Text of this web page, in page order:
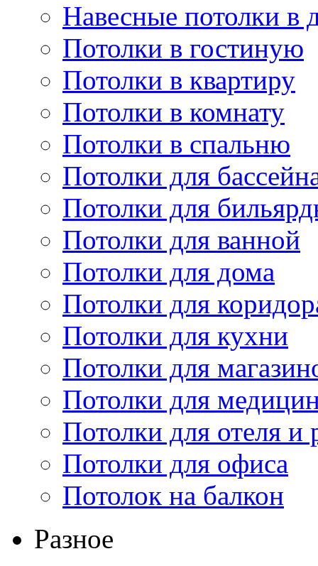
Навесные потолки в
Потолки в гостиную
Потолки в квартиру
Потолки в комнату
Потолки в спальню
Потолки для
Потолки для
Потолки для ванной
Потолки для дома
Потолки для
Потолки для кухни
Потолки для
Потолки для
Потолки для отеля и
Потолки для офиса
Потолок на балкон
Разное